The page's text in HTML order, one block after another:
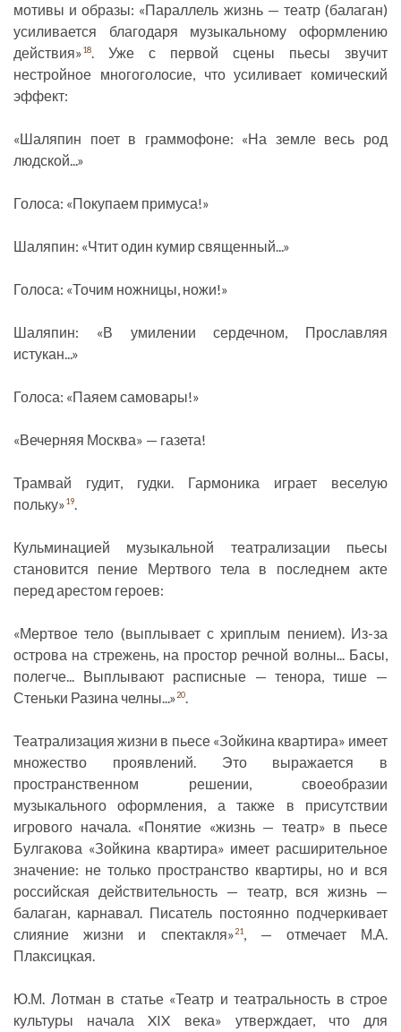
мотивы и образы: «Параллель жизнь — театр (балаган)
усиливается благодаря музыкальному оформлению
действия»18. Уже с первой сцены пьесы звучит
нестройное многоголосие, что усиливает комический
эффект:
«Шаляпин поет в граммофоне: «На земле весь род
людской...»
Голоса: «Покупаем примуса!»
Шаляпин: «Чтит один кумир священный...»
Голоса: «Точим ножницы, ножи!»
Шаляпин: «В умилении сердечном, Прославляя
истукан...»
Голоса: «Паяем самовары!»
«Вечерняя Москва» — газета!
Трамвай гудит, гудки. Гармоника играет веселую
польку»19.
Кульминацией музыкальной театрализации пьесы
становится пение Мертвого тела в последнем акте
перед арестом героев:
«Мертвое тело (выплывает с хриплым пением). Из-за
острова на стрежень, на простор речной волны... Басы,
полегче... Выплывают расписные — тенора, тише —
Стеньки Разина челны...»20.
Театрализация жизни в пьесе «Зойкина квартира» имеет
множество проявлений. Это выражается в
пространственном решении, своеобразии
музыкального оформления, а также в присутствии
игрового начала. «Понятие «жизнь — театр» в пьесе
Булгакова «Зойкина квартира» имеет расширительное
значение: не только пространство квартиры, но и вся
российская действительность — театр, вся жизнь —
балаган, карнавал. Писатель постоянно подчеркивает
слияние жизни и спектакля»21, — отмечает М.А.
Плаксицкая.
Ю.М. Лотман в статье «Театр и театральность в строе
культуры начала XIX века» утверждает, что для